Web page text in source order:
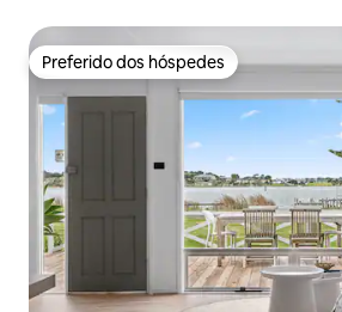
Preferido dos hóspedes
Preferido dos hóspedes